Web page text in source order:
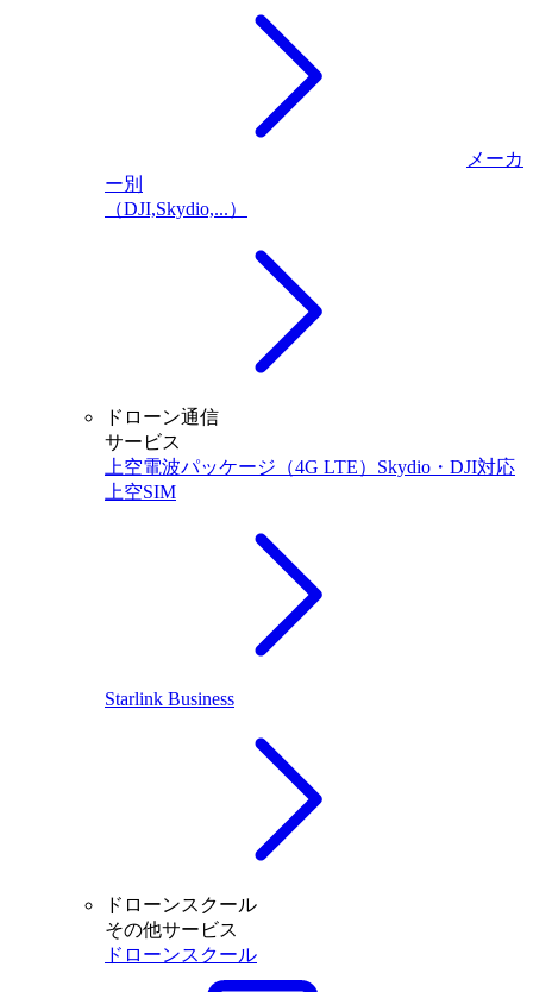
メーカ
ー別
（DJI,Skydio,...）
ドローン通信
サービス
上空電波パッケージ（4G LTE）Skydio・DJI対応
上空SIM
Starlink Business
ドローンスクール
その他サービス
ドローンスクール